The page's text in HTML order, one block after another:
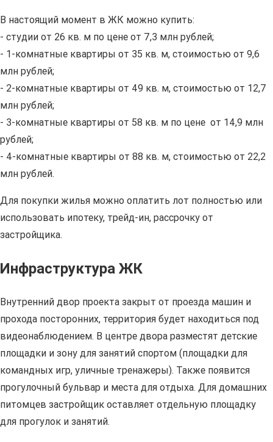
В настоящий момент в ЖК можно купить:
- студии от 26 кв. м по цене от 7,3 млн рублей;
- 1-комнатные квартиры от 35 кв. м, стоимостью от 9,6
млн рублей;
- 2-комнатные квартиры от 49 кв. м, стоимостью от 12,7
млн рублей;
- 3-комнатные квартиры от 58 кв. м по цене от 14,9 млн
рублей;
- 4-комнатные квартиры от 88 кв. м, стоимостью от 22,2
млн рублей.
Для покупки жилья можно оплатить лот полностью или
использовать ипотеку, трейд-ин, рассрочку от
застройщика.
Инфраструктура ЖК
Внутренний двор проекта закрыт от проезда машин и
прохода посторонних, территория будет находиться под
видеонаблюдением. В центре двора разместят детские
площадки и зону для занятий спортом (площадки для
командных игр, уличные тренажеры). Также появится
прогулочный бульвар и места для отдыха. Для домашних
питомцев застройщик оставляет отдельную площадку
для прогулок и занятий.